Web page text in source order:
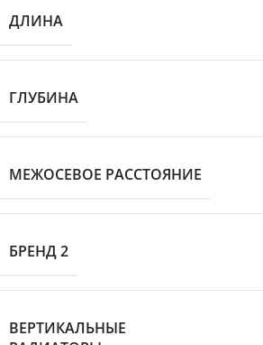
ДЛИНА
ГЛУБИНА
МЕЖОСЕВОЕ РАССТОЯНИЕ
БРЕНД 2
ВЕРТИКАЛЬНЫЕ